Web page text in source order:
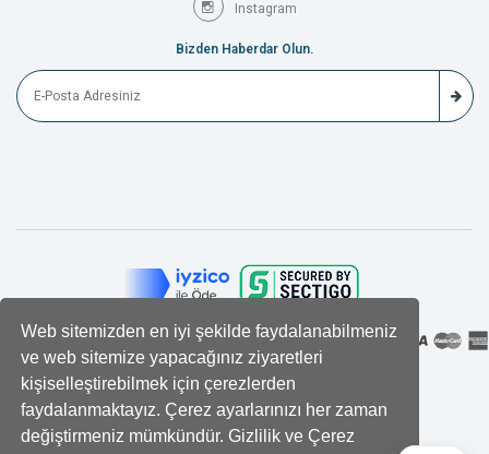
Web sitemizden en iyi şekilde faydalanabilmeniz
ve web sitemize yapacağınız ziyaretleri
kişiselleştirebilmek için çerezlerden
faydalanmaktayız. Çerez ayarlarınızı her zaman
değiştirmeniz mümkündür. Gizlilik ve Çerez
Instagram
Bizden Haberdar Olun.